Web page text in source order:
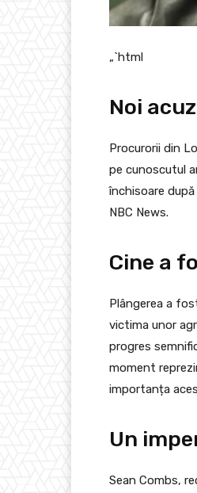
„`html
Noi
Procurorii din
pe cunoscutul
închisoare
NBC News.
Cine a
Plângerea a
victima unor
progres
moment
importanța
Un
Sean Combs,